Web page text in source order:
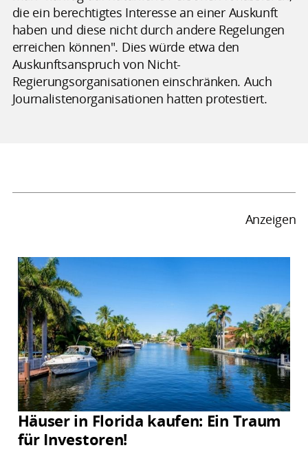
die ein berechtigtes Interesse an einer Auskunft
haben und diese nicht durch andere Regelungen
erreichen können". Dies würde etwa den
Auskunftsanspruch von Nicht-
Regierungsorganisationen einschränken. Auch
Journalistenorganisationen hatten protestiert.
Anzeigen
Häuser in Florida kaufen: Ein Traum
für Investoren!